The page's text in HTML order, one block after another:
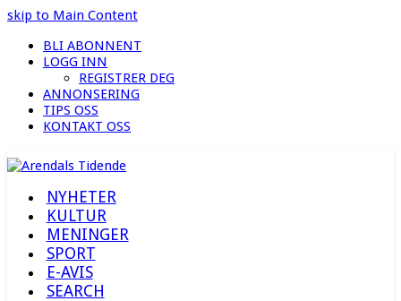
skip to Main Content
BLI ABONNENT
LOGG INN
REGISTRER DEG
ANNONSERING
TIPS OSS
KONTAKT OSS
NYHETER
KULTUR
MENINGER
SPORT
E-AVIS
SEARCH